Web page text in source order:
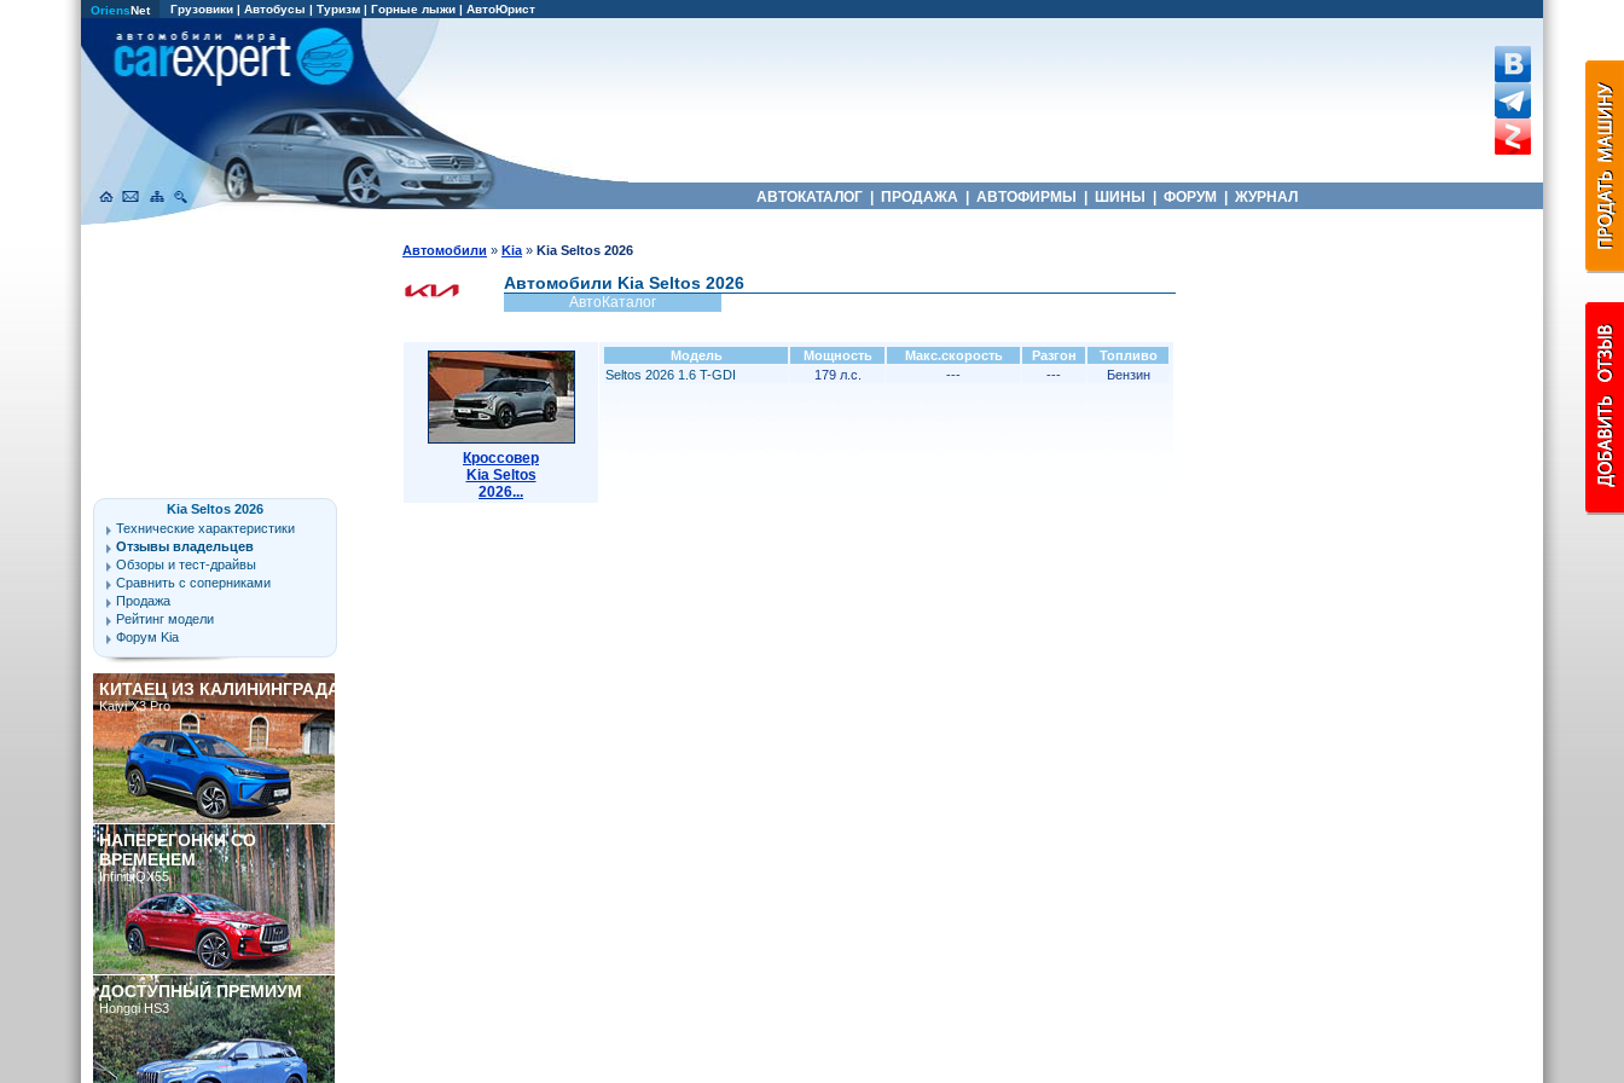
OriensNet Грузовики | Автобусы | Туризм | Горные лыжи | АвтоЮрист
АВТОКАТАЛОГ ПРОДАЖА АВТОФИРМЫ ШИНЫ ФОРУМ ЖУРНАЛ
Kia Seltos 2026
Технические характеристики
Отзывы владельцев
Обзоры и тест-драйвы
Сравнить с соперниками
Продажа
Рейтинг модели
Форум Kia
КИТАЕЦ ИЗ КАЛИНИНГРАДА
Kaiyi X3 Pro
НАПЕРЕГОНКИ СО
ВРЕМЕНЕМ
Infiniti QX55
ДОСТУПНЫЙ ПРЕМИУМ
Hongqi HS3
Автомобили » Kia » Kia Seltos 2026
Автомобили Kia Seltos 2026
АвтоКаталог
Кроссовер
Kia Seltos
2026...
Модель Мощность Макс.скорость Разгон
Топливо
Seltos 2026 1.6 T-GDI
179 л.с. --- --- Бензин